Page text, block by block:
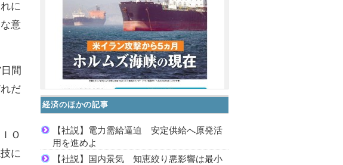
に
意
間
だ
Ｏ
に
経済のほかの記事
【社説】電力需給逼迫 安定供給へ原発活
用を進めよ
【社説】国内景気 知恵絞り悪影響は最小